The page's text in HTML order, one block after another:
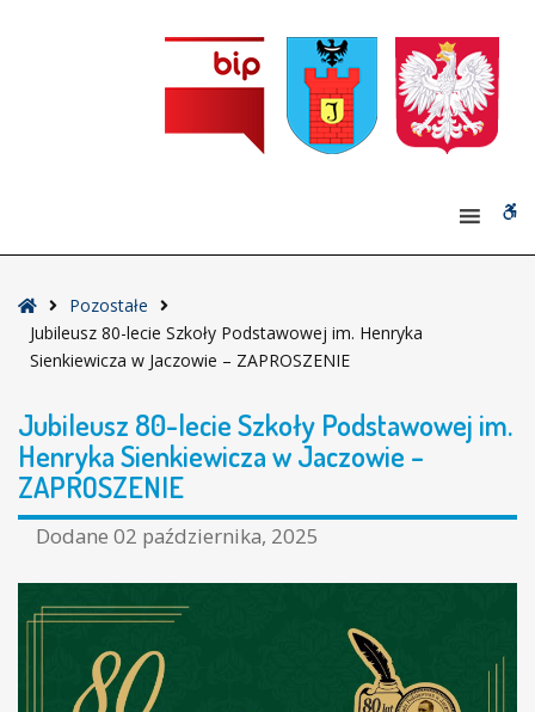
Strona
główna
Pozostałe
Jubileusz 80-lecie Szkoły Podstawowej im. Henryka
Sienkiewicza w Jaczowie – ZAPROSZENIE
Jubileusz 80-lecie Szkoły Podstawowej im.
Henryka Sienkiewicza w Jaczowie –
ZAPROSZENIE
Dodane 02 października, 2025